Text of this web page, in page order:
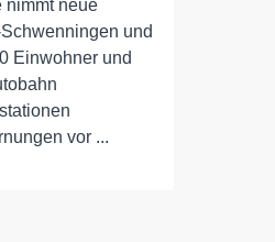
nimmt neue
und
Einwohner und
vor ...